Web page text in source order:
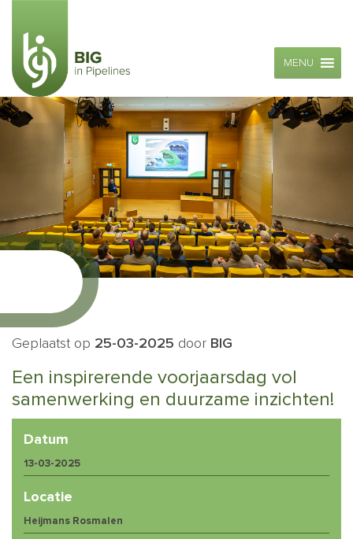
MENU
Geplaatst op 25-03-2025 door BIG
Een inspirerende voorjaarsdag vol
samenwerking en duurzame inzichten!
Datum
13-03-2025
Locatie
Heijmans Rosmalen